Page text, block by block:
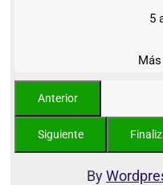
5
By